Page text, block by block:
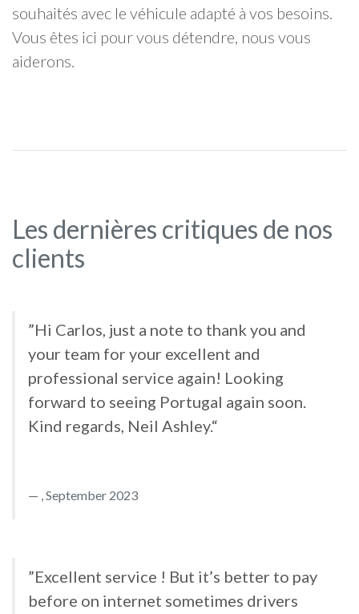
souhaités avec le véhicule adapté à vos besoins.
Vous êtes ici pour vous détendre, nous vous
aiderons.
Les dernières critiques de nos
clients
”Hi Carlos, just a note to thank you and
your team for your excellent and
professional service again! Looking
forward to seeing Portugal again soon.
Kind regards, Neil Ashley.“
, September 2023
”Excellent service ! But it’s better to pay
before on internet sometimes drivers